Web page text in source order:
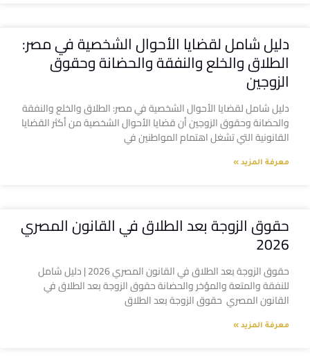
دليل شامل لقضايا الأحوال الشخصية في مصر:
الطلاق والخلع والنفقة والحضانة وحقوق
الزوجين
دليل شامل لقضايا الأحوال الشخصية في مصر: الطلاق والخلع والنفقة
والحضانة وحقوق الزوجين أن قضايا الأحوال الشخصية من أكثر القضايا
القانونية التي تشغل اهتمام المواطنين في
معرفة المزيد »
حقوق الزوجة بعد الطلاق في القانون المصري
2026
حقوق الزوجة بعد الطلاق في القانون المصري 2026 | دليل شامل
للنفقة والمتعة والمؤخر والحضانة حقوق الزوجة بعد الطلاق في
القانون المصري حقوق الزوجة بعد الطلاق
معرفة المزيد »